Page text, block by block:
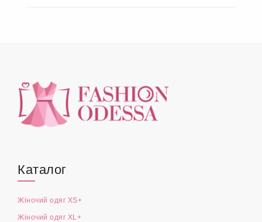
Каталог
Жіночий одяг XS+
Жіночий одяг XL+